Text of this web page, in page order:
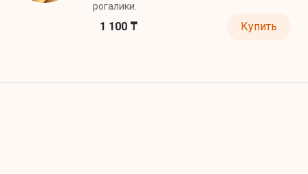
рогалики.
1 100 ₸ Купить